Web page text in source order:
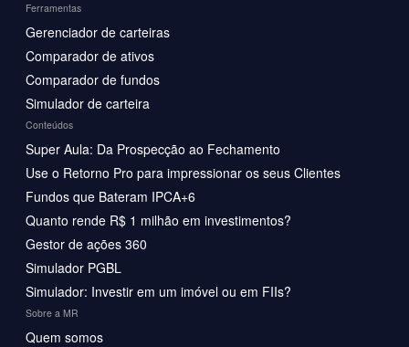
Ferramentas
Gerenciador de carteiras
Comparador de ativos
Comparador de fundos
Simulador de carteira
Conteúdos
Super Aula: Da Prospecção ao Fechamento
Use o Retorno Pro para impressionar os seus Clientes
Fundos que Bateram IPCA+6
Quanto rende R$ 1 milhão em investimentos?
Gestor de ações 360
Simulador PGBL
Simulador: Investir em um imóvel ou em FIIs?
Sobre a MR
Quem somos